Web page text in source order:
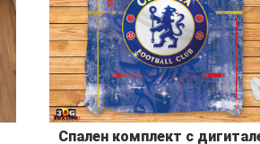
Спален комплект с